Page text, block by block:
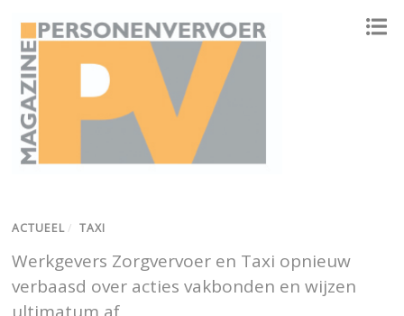
ACTUEEL / TAXI
Werkgevers Zorgvervoer en Taxi opnieuw
verbaasd over acties vakbonden en wijzen